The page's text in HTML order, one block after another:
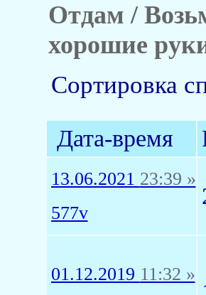
Отдам /
хорошие
Сортировка
Дата-время
13.06.2021 23:39 »
577v
01.12.2019 11:32 »